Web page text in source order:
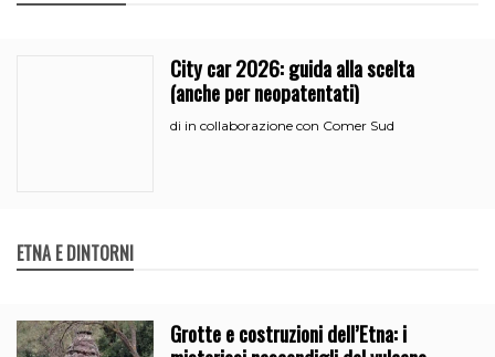
City car 2026: guida alla scelta
(anche per neopatentati)
di in collaborazione con Comer Sud
ETNA E DINTORNI
Grotte e costruzioni dell’Etna: i